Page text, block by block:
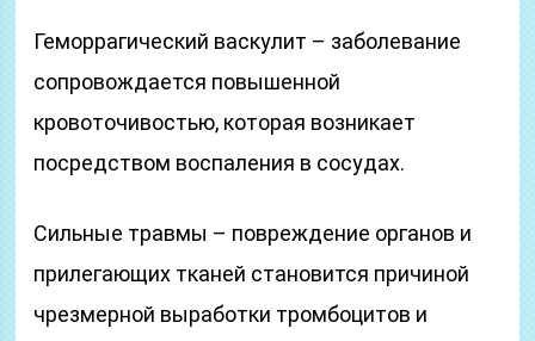
Геморрагический васкулит – заболевание
сопровождается повышенной
кровоточивостью, которая возникает
посредством воспаления в сосудах.
Сильные травмы – повреждение органов и
прилегающих тканей становится причиной
чрезмерной выработки тромбоцитов и